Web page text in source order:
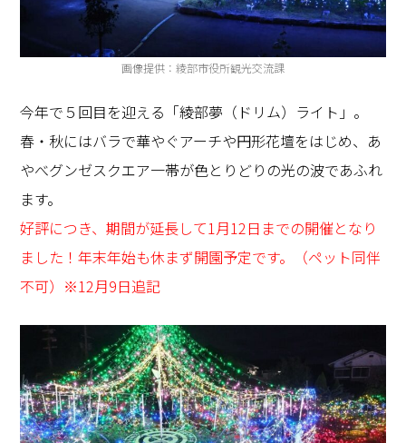
画像提供：綾部市役所観光交流課
今年で５回目を迎える「綾部夢（ドリム）ライト」。
春・秋にはバラで華やぐアーチや円形花壇をはじめ、あ
やべグンゼスクエア一帯が色とりどりの光の波であふれ
ます。
好評につき、期間が延長して1月12日までの開催となり
ました！年末年始も休まず開園予定です。（ペット同伴
不可）※12月9日追記